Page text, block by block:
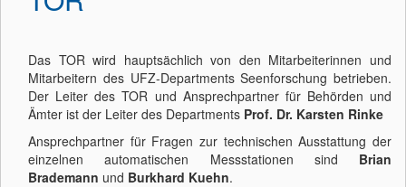
Das TOR wird hauptsächlich von den Mitarbeiterinnen und
Mitarbeitern des UFZ-Departments Seenforschung betrieben.
Der Leiter des TOR und Ansprechpartner für Behörden und
Ämter ist der Leiter des Departments Prof. Dr. Karsten Rinke
Ansprechpartner für Fragen zur technischen Ausstattung der
einzelnen automatischen Messstationen sind Brian
Brademann und Burkhard Kuehn.